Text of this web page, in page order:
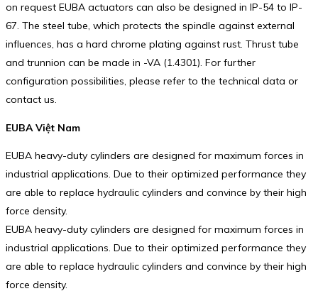
on request EUBA actuators can also be designed in IP-54 to IP-
67. The steel tube, which protects the spindle against external
influences, has a hard chrome plating against rust. Thrust tube
and trunnion can be made in -VA (1.4301). For further
configuration possibilities, please refer to the technical data or
contact us.
EUBA Việt Nam
EUBA heavy-duty cylinders are designed for maximum forces in
industrial applications. Due to their optimized performance they
are able to replace hydraulic cylinders and convince by their high
force density.
EUBA heavy-duty cylinders are designed for maximum forces in
industrial applications. Due to their optimized performance they
are able to replace hydraulic cylinders and convince by their high
force density.